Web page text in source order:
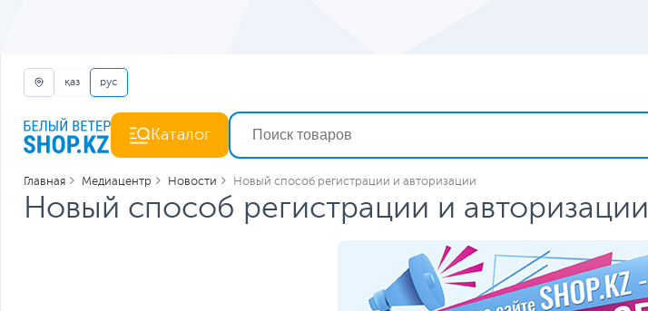
қаз рус
Каталог
Главная Медиацентр Новости Новый способ регистрации и авторизации
Новый способ регистрации и авторизации